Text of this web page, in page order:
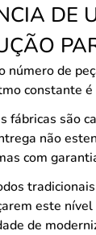
DE
número de
constante
fábricas são
não
com
este
de